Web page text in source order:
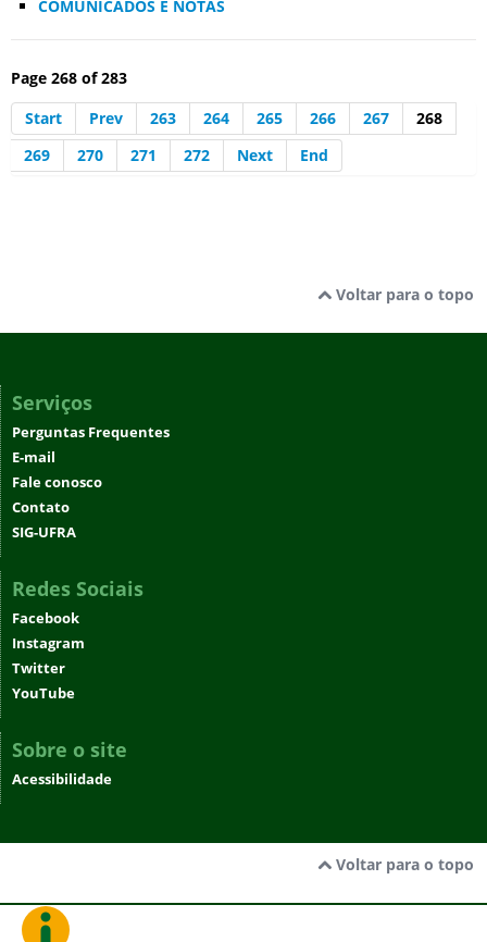
COMUNICADOS E NOTAS
Page 268 of 283
Start
Prev 263 264 265 266 267
268
269
270 271 272 Next End
Voltar para o topo
Serviços
Perguntas Frequentes
E-mail
Fale conosco
Contato
SIG-UFRA
Redes Sociais
Facebook
Instagram
Twitter
YouTube
Sobre o site
Acessibilidade
Voltar para o topo